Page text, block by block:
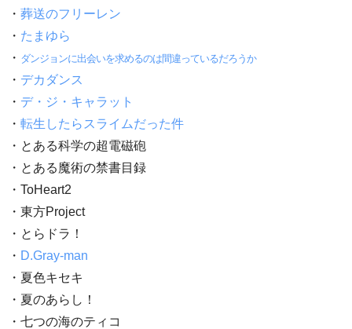
・ 葬送のフリーレン
・ たまゆら
・ ダンジョンに出会いを求めるのは間違っているだろうか
・ デカダンス
・ デ・ジ・キャラット
・ 転生したらスライムだった件
・とある科学の超電磁砲
・とある魔術の禁書目録
・ToHeart2
・東方Project
・とらドラ！
・ D.Gray-man
・夏色キセキ
・夏のあらし！
・七つの海のティコ